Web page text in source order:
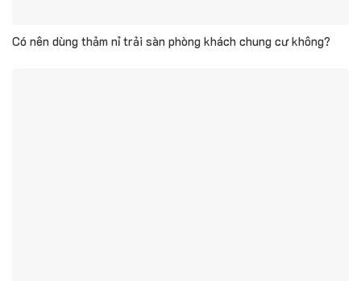
Có nên dùng thảm nỉ trải sàn phòng khách chung cư không?